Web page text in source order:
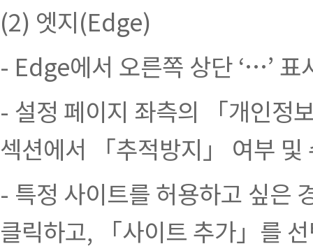
(2) 엣지(Edge)
- Edge에서 오른쪽 상단 ‘…’
- 설정 페이지 좌측의 「개인정
섹션에서 「추적방지」 여부 및
- 특정 사이트를 허용하고 싶은
클릭하고, 「사이트 추가」를